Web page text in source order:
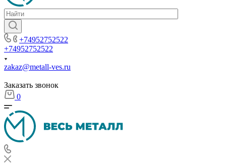
+74952752522
+74952752522
zakaz@metall-ves.ru
Заказать звонок
0